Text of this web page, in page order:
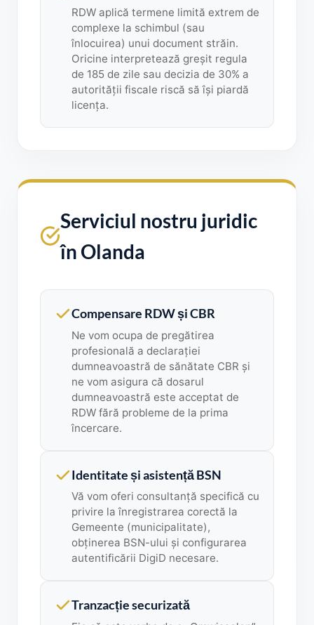
RDW aplică termene limită extrem de
complexe la schimbul (sau
înlocuirea) unui document străin.
Oricine interpretează greșit regula
de 185 de zile sau decizia de 30% a
autorității fiscale riscă să își piardă
licența.
Serviciul nostru juridic
în Olanda
Compensare RDW și CBR
Ne vom ocupa de pregătirea
profesională a declarației
dumneavoastră de sănătate CBR și
ne vom asigura că dosarul
dumneavoastră este acceptat de
RDW fără probleme de la prima
încercare.
Identitate și asistență BSN
Vă vom oferi consultanță specifică cu
privire la înregistrarea corectă la
Gemeente (municipalitate),
obținerea BSN-ului și configurarea
autentificării DigiD necesare.
Tranzacție securizată